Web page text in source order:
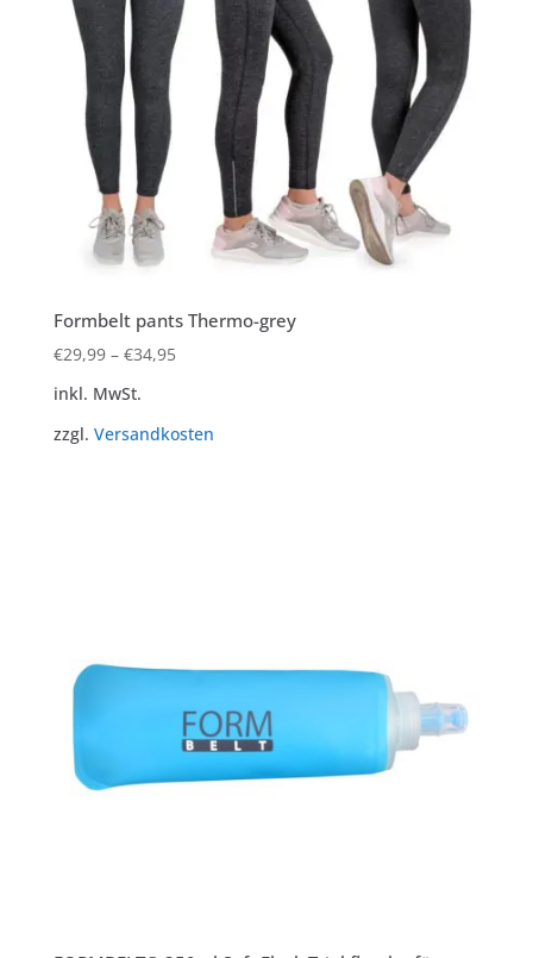
Formbelt pants Thermo-grey
€29,99– €34,95
inkl. MwSt.
zzgl. Versandkosten